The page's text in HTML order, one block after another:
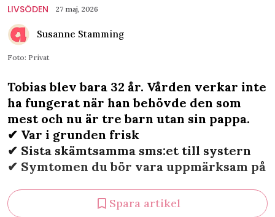
LIVSÖDEN 27 maj, 2026
Susanne Stamming
Foto: Privat
Tobias blev bara 32 år. Vården verkar inte
ha fungerat när han behövde den som
mest och nu är tre barn utan sin pappa.
✔︎ Var i grunden frisk
✔︎ Sista skämtsamma sms:et till systern
✔︎ Symtomen du bör vara uppmärksam på
Spara artikel